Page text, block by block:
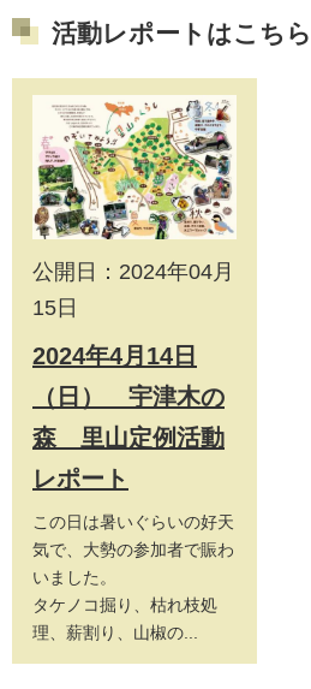
活動レポートはこちら
公開日：2024年04月
15日
2024年4月14日
（日） 宇津木の
森 里山定例活動
レポート
この日は暑いぐらいの好天
気で、大勢の参加者で賑わ
いました。
タケノコ掘り、枯れ枝処
理、薪割り、山椒の...